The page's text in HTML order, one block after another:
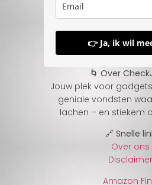
👉 Ja, ik wil
🌀 Over
Jouw plek voor
geniale vondsten
lachen – en stiekem
🔗 Snelle
Over ons
Disclaimer
Amazon